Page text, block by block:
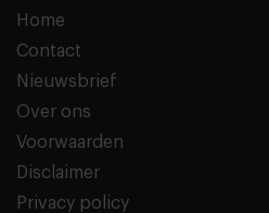
Home
Contact
Nieuwsbrief
Over ons
Voorwaarden
Disclaimer
Privacy policy